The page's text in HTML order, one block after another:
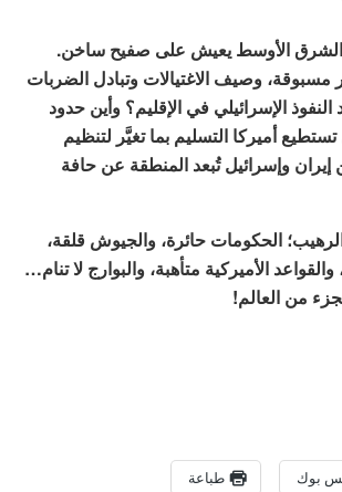
الأوسط يعيش على صفيح ساخن.
مسبوقة، وصيف الاغتيالات وتبادل الضربات
النفوذ الإسرائيلي في الإقليم؟ وأين حدود
تستطيع أميركا التسليم بما تغيَّر لتنظيم
إيران وإسرائيل تُبعد المنطقة عن حافة
الحكومات حائرة، والجيوش قلقة،
الأميركية متأهبة، والبوارج لا تنام…
من العالم!
بوك طباعة